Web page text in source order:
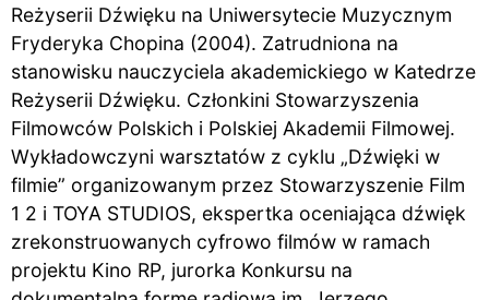
Reżyserii Dźwięku na Uniwersytecie Muzycznym
Fryderyka Chopina (2004). Zatrudniona na
stanowisku nauczyciela akademickiego w Katedrze
Reżyserii Dźwięku. Członkini Stowarzyszenia
Filmowców Polskich i Polskiej Akademii Filmowej.
Wykładowczyni warsztatów z cyklu „Dźwięki w
filmie” organizowanym przez Stowarzyszenie Film
1 2 i TOYA STUDIOS, ekspertka oceniająca dźwięk
zrekonstruowanych cyfrowo filmów w ramach
projektu Kino RP, jurorka Konkursu na